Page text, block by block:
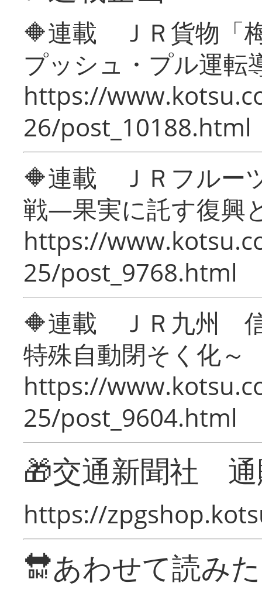
🔶連載 ＪＲ貨物「
プッシュ・プル運転
https://
26/post_10188.html
🔶連載 ＪＲフルー
戦―果実に託す復興
https://
25/post_9768.html
🔶連載 ＪＲ九州 信
特殊自動閉そく化～
https://
25/post_9604.html
🎁交通新聞社
https://
🔛あわせて読み